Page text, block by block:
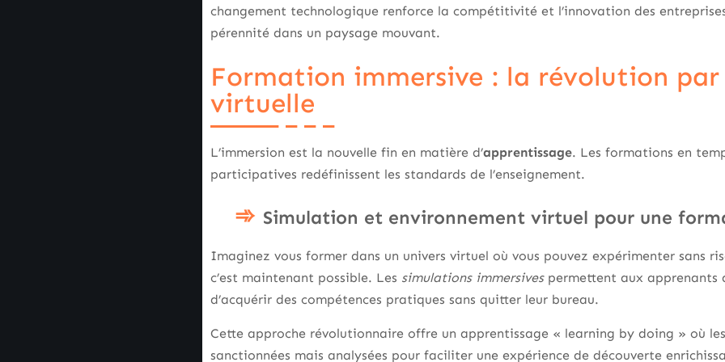
changement technologique renforce la compétitivité et l’innovation des
pérennité dans un paysage mouvant.
Formation immersive : la révolution
virtuelle
L’immersion est la nouvelle fin en matière d’apprentissage. Les formations en
participatives redéfinissent les standards de l’enseignement.
Simulation et environnement virtuel pour une
Imaginez vous former dans un univers virtuel où vous pouvez expérimenter sans
c’est maintenant possible. Les simulations immersivespermettent aux apprenants
d’acquérir des compétences pratiques sans quitter leur bureau.
Cette approche révolutionnaire offre un apprentissage « learning by doing » où
sanctionnées mais analysées pour faciliter une expérience de découverte